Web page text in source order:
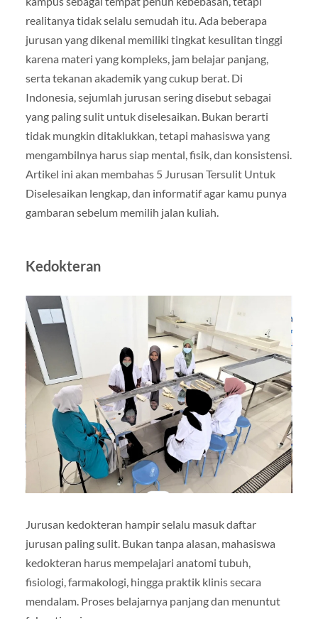
realitanya tidak selalu semudah itu. Ada beberapa
jurusan yang dikenal memiliki tingkat kesulitan tinggi
karena materi yang kompleks, jam belajar panjang,
serta tekanan akademik yang cukup berat. Di
Indonesia, sejumlah jurusan sering disebut sebagai
yang paling sulit untuk diselesaikan. Bukan berarti
tidak mungkin ditaklukkan, tetapi mahasiswa yang
mengambilnya harus siap mental, fisik, dan konsistensi.
Artikel ini akan membahas 5 Jurusan Tersulit Untuk
Diselesaikan lengkap, dan informatif agar kamu punya
gambaran sebelum memilih jalan kuliah.
Kedokteran
Jurusan kedokteran hampir selalu masuk daftar
jurusan paling sulit. Bukan tanpa alasan, mahasiswa
kedokteran harus mempelajari anatomi tubuh,
fisiologi, farmakologi, hingga praktik klinis secara
mendalam. Proses belajarnya panjang dan menuntut